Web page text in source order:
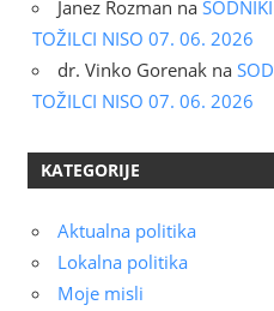
Janez Rozman na
TOŽILCI NISO 07. 06. 2026
dr. Vinko Gorenak na
TOŽILCI NISO 07. 06. 2026
KATEGORIJE
Aktualna politika
Lokalna politika
Moje misli